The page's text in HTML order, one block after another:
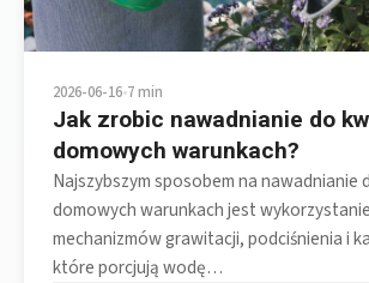
2026-06-16•7 min
Jak zrobic nawadnianie do
domowych warunkach?
Najszybszym sposobem na nawadnianie
domowych warunkach jest
mechanizmów grawitacji, podciśnienia i
które porcjują wodę…